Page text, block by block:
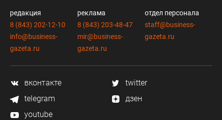
редакция
8 (843) 202-12-10
info@business-
gazeta.ru
реклама
8 (843) 203-48-47
mir@business-
gazeta.ru
отдел персонала
staff@business-
gazeta.ru
вконтакте
twitter
telegram
дзен
youtube